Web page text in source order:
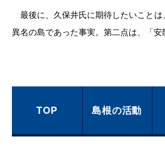
最後に、久保井氏に期待したいことは
異名の島であった事実。第二点は、「
TOP 島根の活動